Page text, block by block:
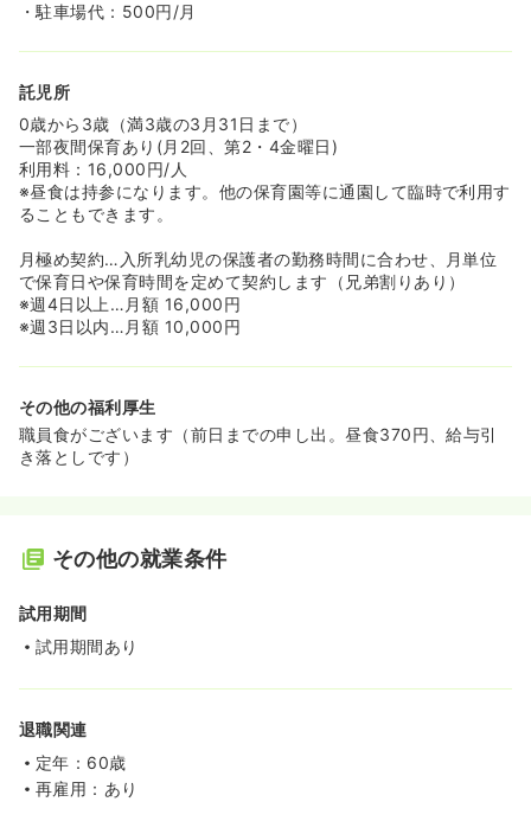
・駐車場代：500円/月
託児所
0歳から3歳（満3歳の3月31日まで）
一部夜間保育あり(月2回、第2・4金曜日)
利用料：16,000円/人
※昼食は持参になります。他の保育園等に通園して臨時で利用す
ることもできます。
月極め契約…入所乳幼児の保護者の勤務時間に合わせ、月単位
で保育日や保育時間を定めて契約します（兄弟割りあり）
※週4日以上…月額 16,000円
※週3日以内…月額 10,000円
その他の福利厚生
職員食がございます（前日までの申し出。昼食370円、給与引
き落としです）
その他の就業条件
試用期間
試用期間あり
退職関連
定年：60歳
再雇用：あり